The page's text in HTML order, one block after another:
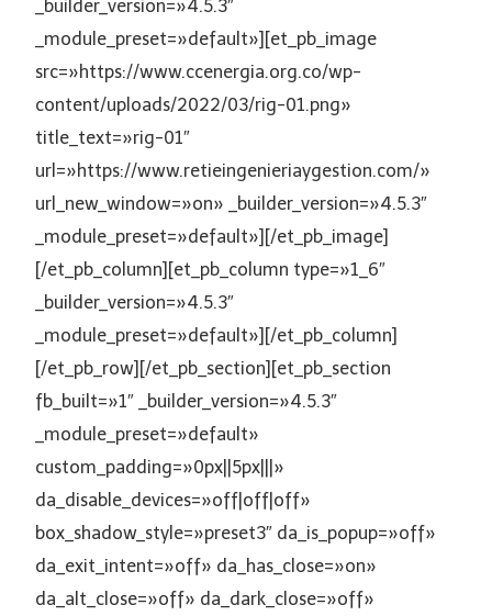
_builder_version=»4.5.3″
_module_preset=»default»][et_pb_image
src=»https://www.ccenergia.org.co/wp-
content/uploads/2022/03/rig-01.png»
title_text=»rig-01″
url=»https://www.retieingenieriaygestion.com/»
url_new_window=»on» _builder_version=»4.5.3″
_module_preset=»default»][/et_pb_image]
[/et_pb_column][et_pb_column type=»1_6″
_builder_version=»4.5.3″
_module_preset=»default»][/et_pb_column]
[/et_pb_row][/et_pb_section][et_pb_section
fb_built=»1″ _builder_version=»4.5.3″
_module_preset=»default»
custom_padding=»0px||5px|||»
da_disable_devices=»off|off|off»
box_shadow_style=»preset3″ da_is_popup=»off»
da_exit_intent=»off» da_has_close=»on»
da_alt_close=»off» da_dark_close=»off»